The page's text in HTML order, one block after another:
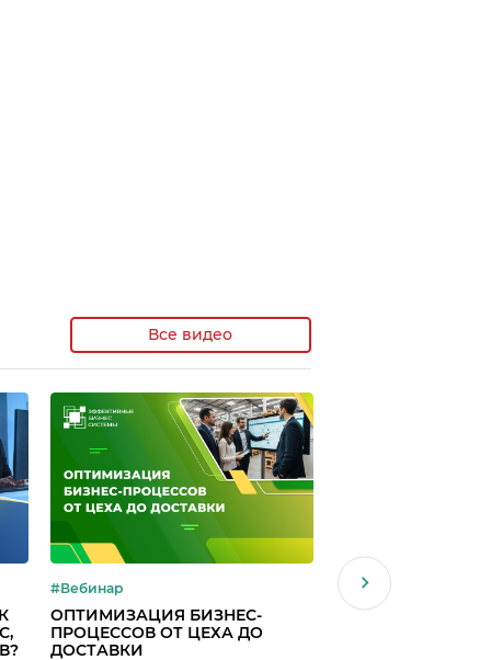
Все видео
#Вебинар
ОПТИМИЗАЦИЯ БИЗНЕС-
ПРОЦЕССОВ ОТ ЦЕХА ДО
ДОСТАВКИ
#Вебинар
МЕТРИКИ